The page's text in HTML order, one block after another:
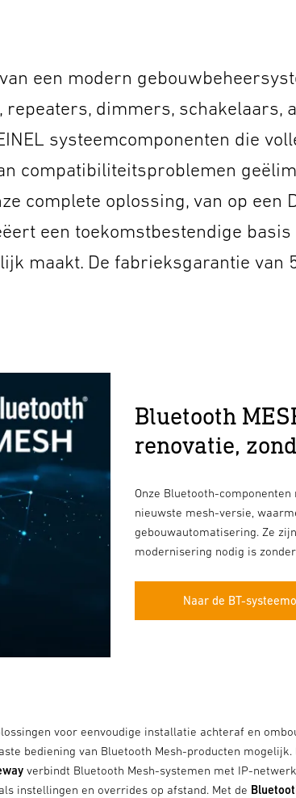
een modern
dimmers, schakelaars,
systeemcomponenten die
compatibiliteitsproblemen
complete oplossing, van op een
een toekomstbestendige
maakt. De fabrieksgarantie van
Bluetooth
renovatie,
Onze Bluetooth-
nieuwste mesh-versie,
gebouwautomatisering. Ze
modernisering nodig is
Naar de BT-
voor eenvoudige installatie achteraf en
bediening van Bluetooth Mesh-producten
verbindt Bluetooth Mesh-systemen met IP-
instellingen en overrides op afstand. Met de